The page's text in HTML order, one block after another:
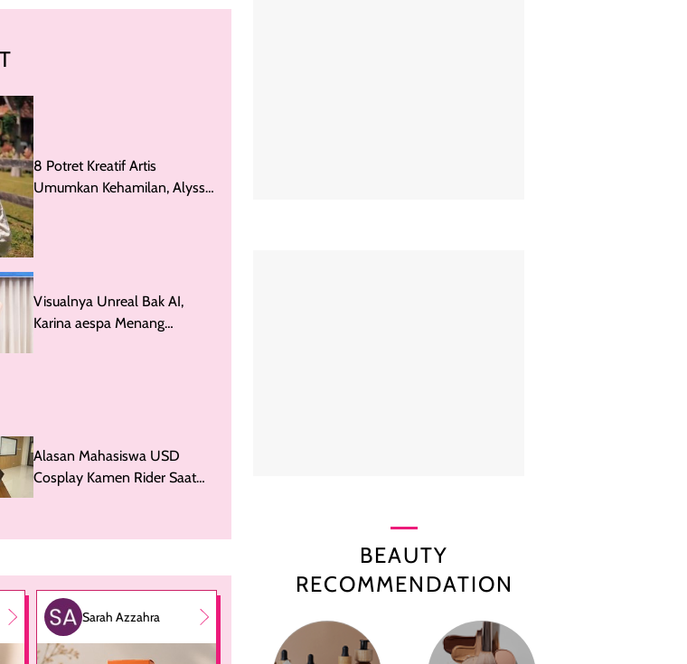
8 Potret Kreatif Artis
Umumkan Kehamilan, Alyssa
Visualnya Unreal Bak AI,
Karina aespa Menang
Alasan Mahasiswa USD
Cosplay Kamen Rider Saat
Sarah Azzahra
BEAUTY
RECOMMENDATION